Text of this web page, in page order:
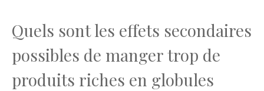
Quels sont les effets secondaires
possibles de manger trop de
produits riches en globules